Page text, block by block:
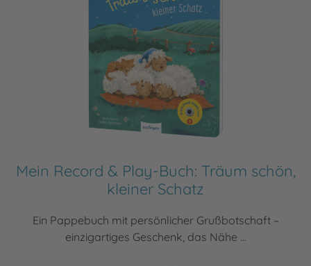
Mein Record & Play-Buch: Träum schön,
kleiner Schatz
Ein Pappebuch mit persönlicher Grußbotschaft –
einzigartiges Geschenk, das Nähe ...